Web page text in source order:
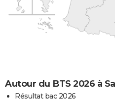
Autour du BTS 2026 à
Résultat bac 2026